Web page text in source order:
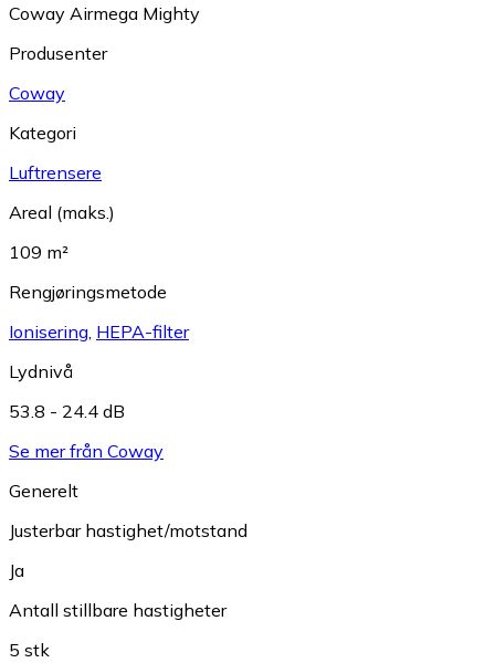
Coway Airmega Mighty
Produsenter
Coway
Kategori
Luftrensere
Areal (maks.)
109 m²
Rengjøringsmetode
Ionisering HEPA-filter
Lydnivå
53.8 - 24.4 dB
Se mer från Coway
Generelt
Justerbar hastighet/motstand
Ja
Antall stillbare hastigheter
5 stk